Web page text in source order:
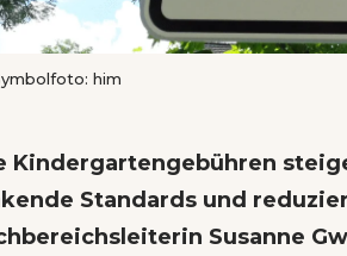
him
Kindergartengebühren
Standards und
Susanne